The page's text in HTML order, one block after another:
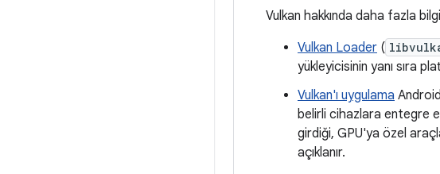
Vulkan hakkında daha fazla
Vulkan Loader (
yükleyicisinin yanı sıra
Vulkan'ı uygulama
belirli cihazlara entegre
girdiği, GPU'ya özel
açıklanır.